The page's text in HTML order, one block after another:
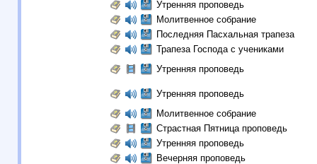
Утренняя проповедь
Молитвенное собрание
Последняя Пасхальная трапеза
Трапеза Господа с учениками
Утренняя проповедь
Утренняя проповедь
Молитвенное собрание
Страстная Пятница проповедь
Утренняя проповедь
Вечерняя проповедь